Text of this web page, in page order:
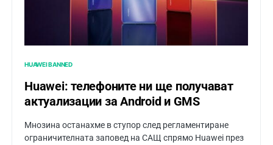
HUAWEI BANNED
Huawei: телефоните ни ще получават
актуализации за Android и GMS
Мнозина останахме в ступор след регламентиране
ограничителната заповед на САЩ спрямо Huawei през